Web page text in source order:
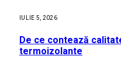
IULIE 5, 2026
De ce contează
termoizolante